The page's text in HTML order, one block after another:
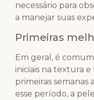
necessário para
a manejar suas
Primeiras
Em geral, é
iniciais na textura
primeiras
esse período, a